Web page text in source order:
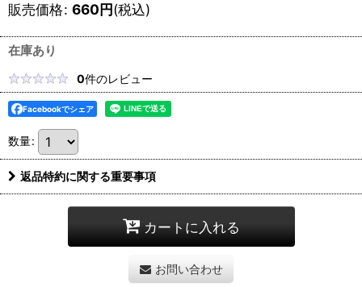
販売価格: 660円(税込)
在庫あり
0件のレビュー
Facebookでシェア
数量:
返品特約に関する重要事項
カートに入れる
お問い合わせ